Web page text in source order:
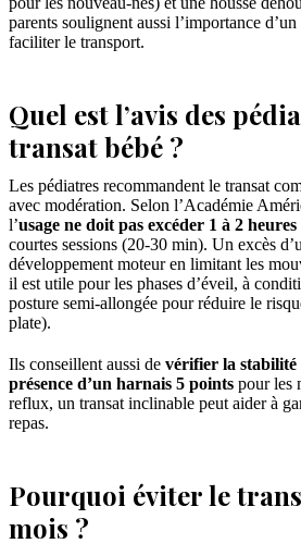
parents soulignent aussi l’importance
faciliter le transport.
Quel est l’avis des
transat bébé ?
Les pédiatres recommandent le transat
avec modération. Selon l’Académie
l’usage ne doit pas excéder 1 à 2
courtes sessions (20-30 min). Un excès
développement moteur en limitant les
il est utile pour les phases d’éveil, à
posture semi-allongée pour réduire le
plate).
Ils conseillent aussi de vérifier la stabilité
présence d’un harnais 5 points pour les
reflux, un transat inclinable peut aider à
repas.
Pourquoi éviter le
mois ?